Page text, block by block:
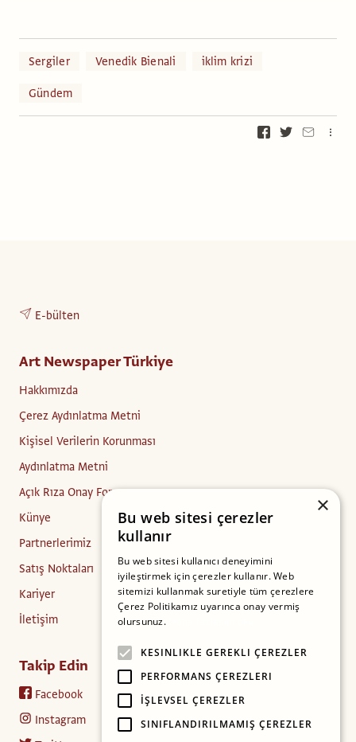
Sergiler Venedik Bienali
iklim krizi
Gündem
E-bülten
Art Newspaper Türkiye
Hakkımızda
Çerez Aydınlatma Metni
Kişisel Verilerin Korunması
Aydınlatma Metni
Açık Rıza Onay Formu
Künye
Partnerlerimiz
Satış Noktaları
Kariyer
İletişim
Takip Edin
Facebook
Instagram
×
Bu web sitesi çerezler
kullanır
Bu web sitesi kullanıcı deneyimini
iyileştirmek için çerezler kullanır. Web
sitemizi kullanmak suretiyle tüm çerezlere
Çerez Politikamız uyarınca onay vermiş
olursunuz.
KESINLIKLE GEREKLI ÇEREZLER
PERFORMANS ÇEREZLERI
İŞLEVSEL ÇEREZLER
SINIFLANDIRILMAMIŞ ÇEREZLER